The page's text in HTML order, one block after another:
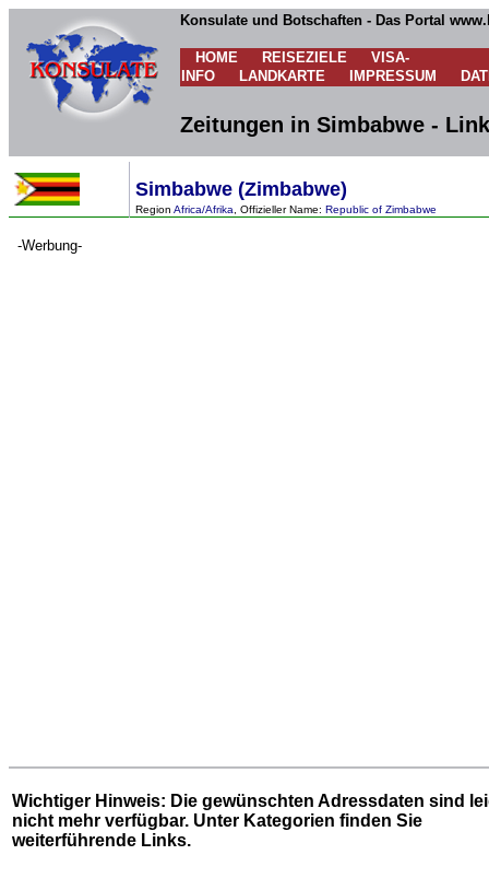
Konsulate und Botschaften - Das Portal
HOME REISEZIELE
VISA-
INFO
LANDKARTE IMPRESSUM
Zeitungen in Simbabwe -
Simbabwe (Zimbabwe)
Region Africa/Afrika , Offizieller Name: Republic of Zimbabwe
-Werbung-
Wichtiger Hinweis: Die gewünschten Adressdaten sind
nicht mehr verfügbar. Unter Kategorien finden Sie
weiterführende Links.